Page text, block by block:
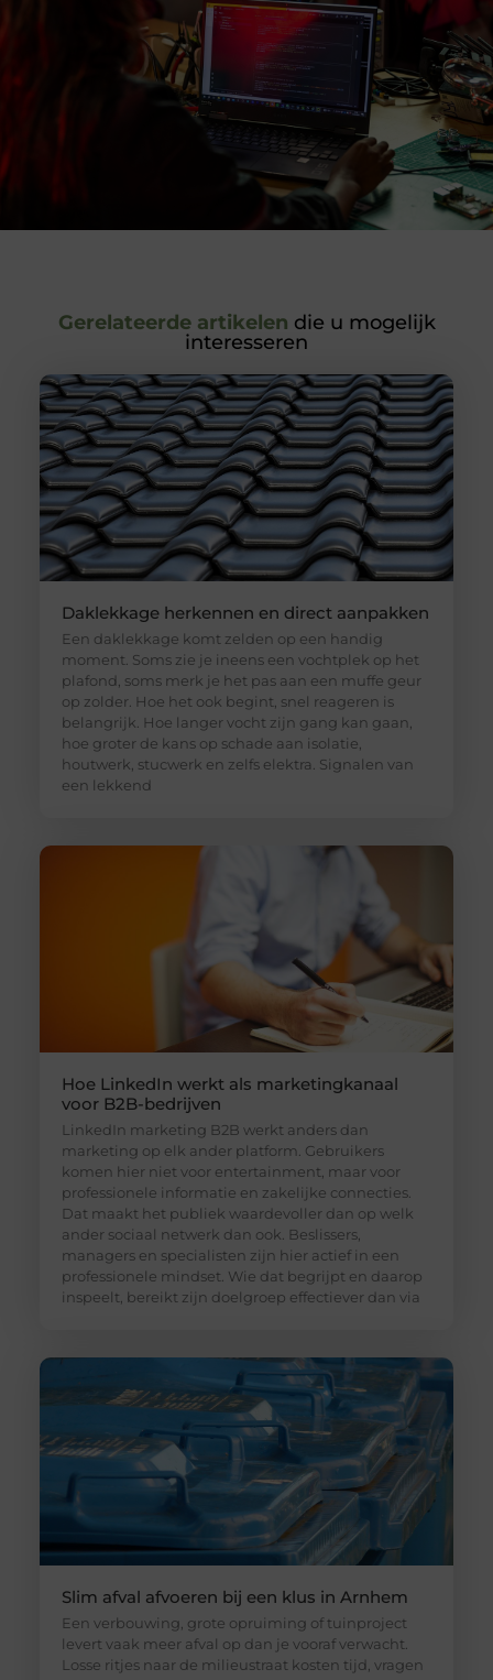
Gerelateerde artikelen die u mogelijk
interesseren
Daklekkage herkennen en direct aanpakken
Een daklekkage komt zelden op een handig
moment. Soms zie je ineens een vochtplek op het
plafond, soms merk je het pas aan een muffe geur
op zolder. Hoe het ook begint, snel reageren is
belangrijk. Hoe langer vocht zijn gang kan gaan,
hoe groter de kans op schade aan isolatie,
houtwerk, stucwerk en zelfs elektra. Signalen van
een lekkend
Hoe LinkedIn werkt als marketingkanaal
voor B2B-bedrijven
LinkedIn marketing B2B werkt anders dan
marketing op elk ander platform. Gebruikers
komen hier niet voor entertainment, maar voor
professionele informatie en zakelijke connecties.
Dat maakt het publiek waardevoller dan op welk
ander sociaal netwerk dan ook. Beslissers,
managers en specialisten zijn hier actief in een
professionele mindset. Wie dat begrijpt en daarop
inspeelt, bereikt zijn doelgroep effectiever dan via
Slim afval afvoeren bij een klus in Arnhem
Een verbouwing, grote opruiming of tuinproject
levert vaak meer afval op dan je vooraf verwacht.
Losse ritjes naar de milieustraat kosten tijd, vragen